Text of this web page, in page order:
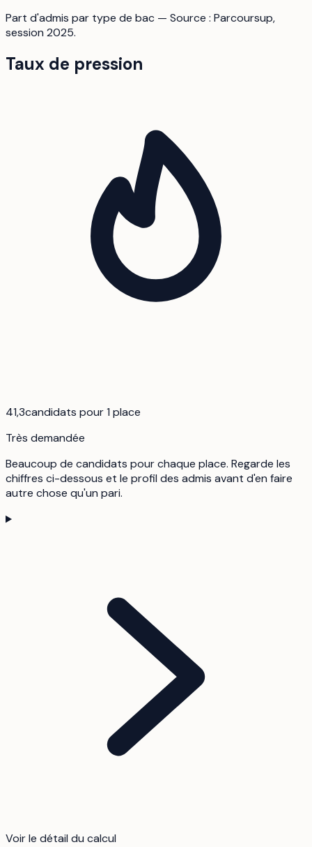
Part d'admis par type de bac — Source : Parcoursup,
session 2025.
Taux de pression
41,3candidats pour 1 place
Très demandée
Beaucoup de candidats pour chaque place. Regarde les
chiffres ci-dessous et le profil des admis avant d'en faire
autre chose qu'un pari.
Voir le détail du calcul